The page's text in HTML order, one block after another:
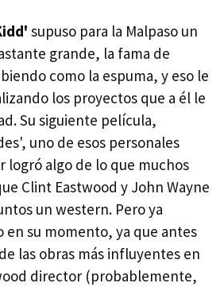
supuso para la Malpaso un
grande, la fama de
como la espuma, y eso le
los proyectos que a él le
Su siguiente película,
uno de esos personales
logró algo de lo que muchos
Clint Eastwood y John Wayne
un western. Pero ya
en su momento, ya que antes
las obras más influyentes en
director (probablemente,